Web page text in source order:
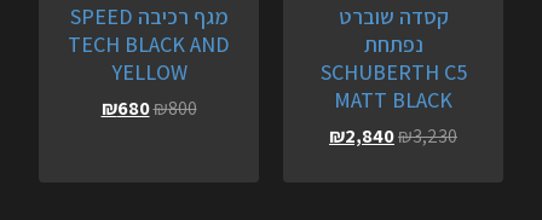
קסדה שוברט
נפתחת
SCHUBERTH C5
MATT BLACK
₪3,230
₪2,840
‏‏מגף רכיבה SPEED
TECH BLACK AND
YELLOW
₪800
₪680